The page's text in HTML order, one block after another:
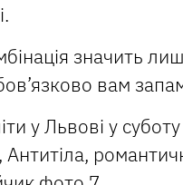
значить
вам